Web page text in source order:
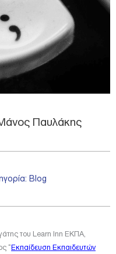
Παυλάκης
Blog
του Learn Inn ΕΚΠΑ,
“Εκπαίδευση Εκπαιδευτών